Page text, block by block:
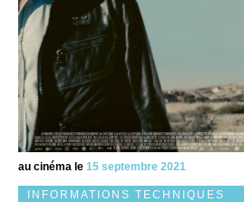
au cinéma le 15 septembre 2021
INFORMATIONS TECHNIQUES